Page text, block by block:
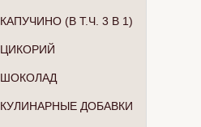
КАПУЧИНО (В Т.Ч. 3 В 1)
ЦИКОРИЙ
ШОКОЛАД
КУЛИНАРНЫЕ ДОБАВКИ